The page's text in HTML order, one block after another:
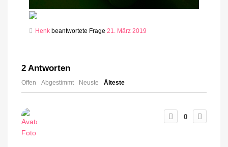
Henk beantwortete Frage 21. März 2019
2 Antworten
Offen Abgestimmt Neuste Älteste
0